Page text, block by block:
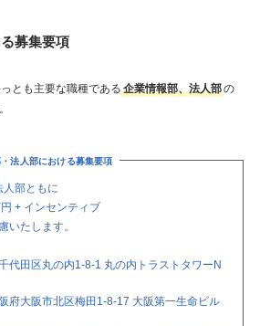
募集要項
とも主要な職種である 企業情報部、法人部の
法人部における募集要項
人部ともに
+ インセンティブ
いたします。
代田区丸の内1-8-1 丸の内トラストタワーN
府大阪市北区梅田1-8-17 大阪第一生命ビル